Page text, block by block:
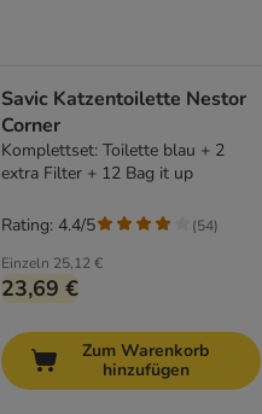
Savic Katzentoilette Nestor
Corner
Komplettset: Toilette blau + 2
extra Filter + 12 Bag it up
Einzeln 25,12 €
23,69 €
Rating: 4.4/5 (54)
Zum Warenkorb
hinzufügen